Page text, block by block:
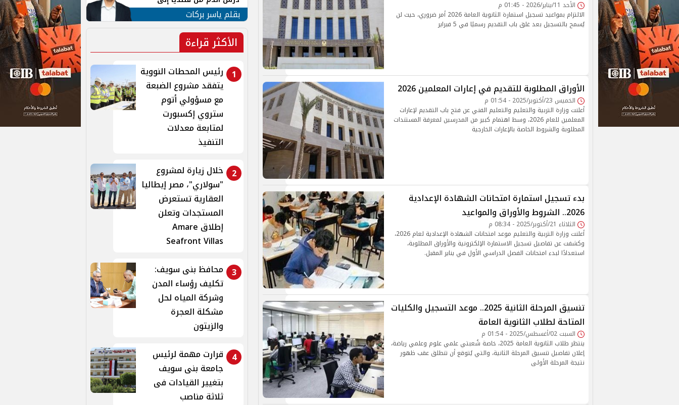
الأحد 11/يناير/2026 - 01:45 م
الالتزام بمواعيد تسجيل استمارة الثانوية العامة 2026 أمر ضروري، حيث لن
يُسمح بالتسجيل بعد غلق باب التقديم رسميًا في 5 فبراير
الأوراق المطلوبة للتقديم في إعارات المعلمين 2026
الخميس 23/أكتوبر/2025 - 01:54 م
أعلنت وزارة التربية والتعليم والتعليم الفني عن فتح باب التقديم لإعارات
المعلمين للعام 2026، وسط اهتمام كبير من المدرسين لمعرفة المستندات
المطلوبة والشروط الخاصة بالإعارات الخارجية
بدء تسجيل استمارة امتحانات الشهادة الإعدادية
2026.. الشروط والأوراق والمواعيد
الثلاثاء 21/أكتوبر/2025 - 08:34 م
أعلنت وزارة التربية والتعليم موعد امتحانات الشهادة الإعدادية لعام 2026،
وكشفت عن تفاصيل تسجيل الاستمارة الإلكترونية والأوراق المطلوبة،
استعدادًا لبدء امتحانات الفصل الدراسي الأول في يناير المقبل.
تنسيق المرحلة الثانية 2025.. موعد التسجيل والكليات
المتاحة لطلاب الثانوية العامة
السبت 02/أغسطس/2025 - 01:54 م
ينتظر طلاب الثانوية العامة 2025، خاصة شُعبتي علمي علوم وعلمي رياضة،
إعلان تفاصيل تنسيق المرحلة الثانية، والتي يُتوقع أن تنطلق عقب ظهور
نتيجة المرحلة الأولى
جنوب لبنان
بقلم ياسر بركات
الأكثر قراءة
1
رئيس المحطات النووية
يتفقد مشروع الضبعة
مع مسؤولي أتوم
ستروي إكسبورت
لمتابعة معدلات
التنفيذ
2
خلال زيارة لمشروع
"سولاري"، مصر إيطاليا
العقارية تستعرض
المستجدات وتعلن
إطلاق Amare
Seafront Villas
3 محافظ بنى سويف:
تكليف رؤساء المدن
وشركة المياه لحل
مشكلة العجرة
والزيتون
4
قرارت مهمة لرئيس
جامعة بنى سويف
بتغيير القيادات فى
ثلاثة مناصب